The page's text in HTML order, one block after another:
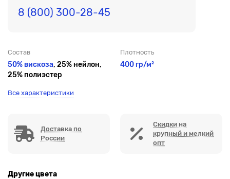
8 (800) 300-28-45
Состав
50% вискоза, 25% нейлон,
25% полиэстер
Плотность
400 гр/м²
Все характеристики
Доставка по
России
Скидки на
крупный и мелкий
опт
Другие цвета